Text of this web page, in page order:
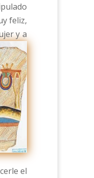
feliz,
y a
el